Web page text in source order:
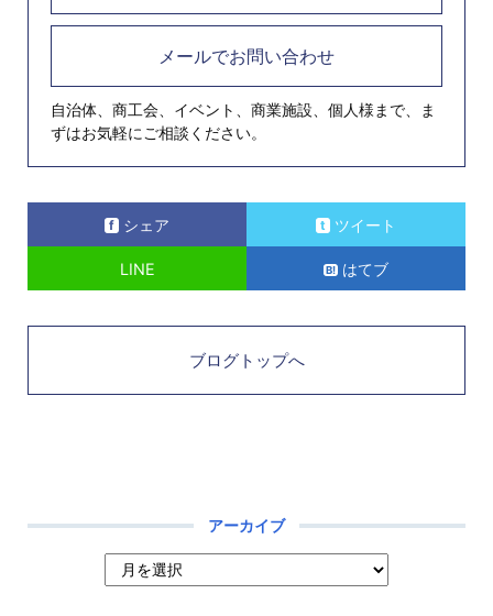
メールでお問い合わせ
自治体、商工会、イベント、商業施設、個人様まで、ま
ずはお気軽にご相談ください。
シェア ツイート
LINE はてブ
ブログトップへ
アーカイブ